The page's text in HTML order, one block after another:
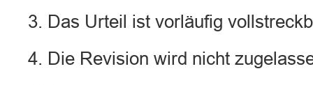
3. Das Urteil ist vorläufig
4. Die Revision wird nicht